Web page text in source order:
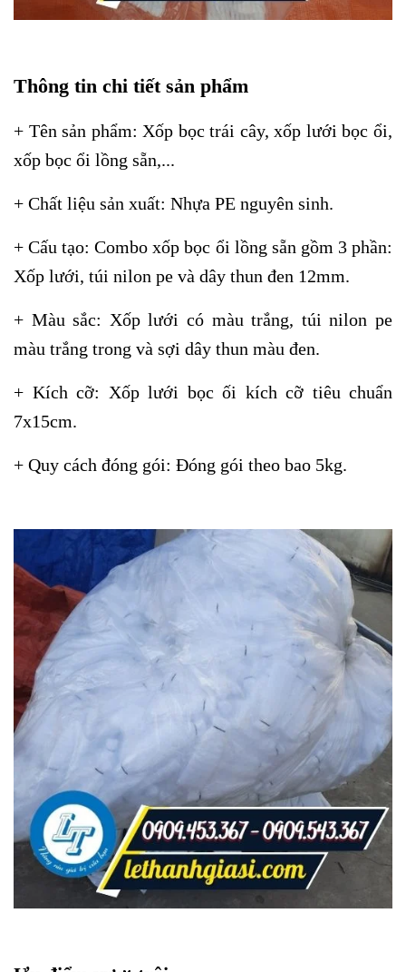
Thông tin chi tiết sản phẩm
+ Tên sản phẩm: Xốp bọc trái cây, xốp lưới bọc ổi,
xốp bọc ổi lồng sẵn,...
+ Chất liệu sản xuất: Nhựa PE nguyên sinh.
+ Cấu tạo: Combo xốp bọc ổi lồng sẵn gồm 3 phần:
Xốp lưới, túi nilon pe và dây thun đen 12mm.
+ Màu sắc: Xốp lưới có màu trắng, túi nilon pe
màu trắng trong và sợi dây thun màu đen.
+ Kích cỡ: Xốp lưới bọc ối kích cỡ tiêu chuẩn
7x15cm.
+ Quy cách đóng gói: Đóng gói theo bao 5kg.